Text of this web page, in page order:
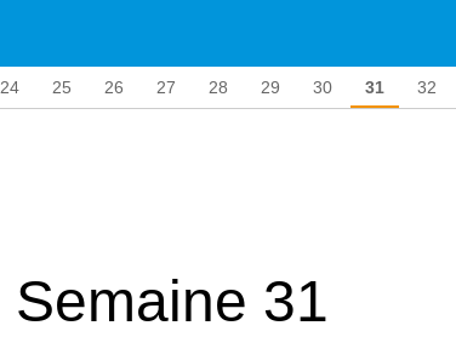
24 25 26 27 28 29 30 31 32
Semaine 31